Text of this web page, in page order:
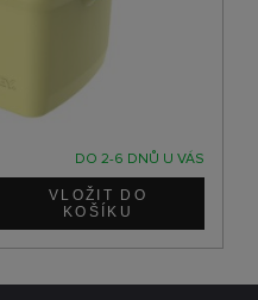
DO 2-6 DNŮ U VÁS